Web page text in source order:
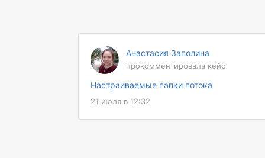
Анастасия Заполина
прокомментировала кейс
Настраиваемые папки потока
21 июля в 12:32